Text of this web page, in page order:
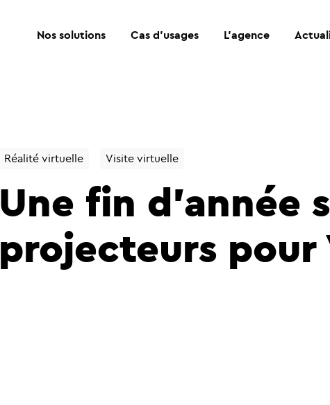
Nos solutions Cas d’usages L’agence
Réalité virtuelle Visite virtuelle
Une fin d’année
projecteurs pour